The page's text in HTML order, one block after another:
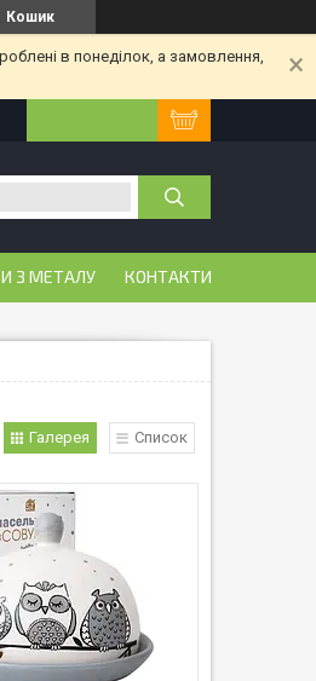
Кошик
в понеділок, а замовлення,
З МЕТАЛУ КОНТАКТИ
Галерея Список